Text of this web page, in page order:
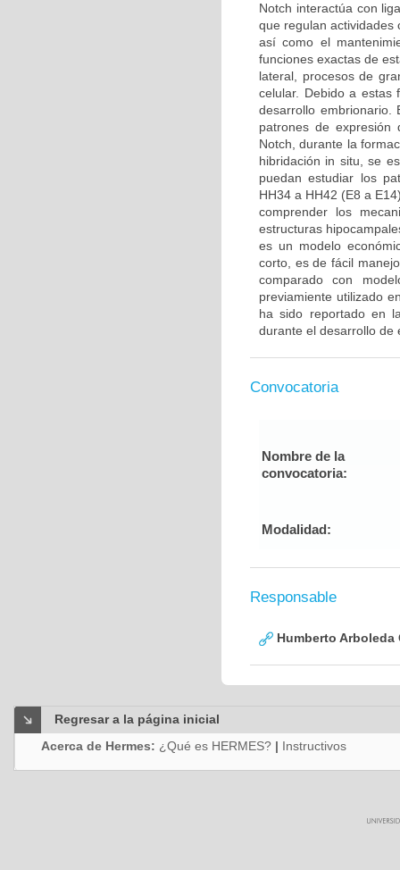
Notch interactúa con
que regulan actividades
así como el
funciones exactas de
lateral, procesos de
celular. Debido a estas
desarrollo embrionario.
patrones de
Notch, durante la
hibridación in situ, se
puedan estudiar los
HH34 a HH42 (E8 a
comprender los
estructuras
es un modelo
corto, es de fácil
comparado con
previamiente utilizado
ha sido reportado en
durante el desarrollo de
Convocatoria
Nombre de la
convocatoria:
Modalidad:
Responsable
Humberto Arboleda
Regresar a la página inicial
Acerca de Hermes: ¿Qué es HERMES? | Instructivos